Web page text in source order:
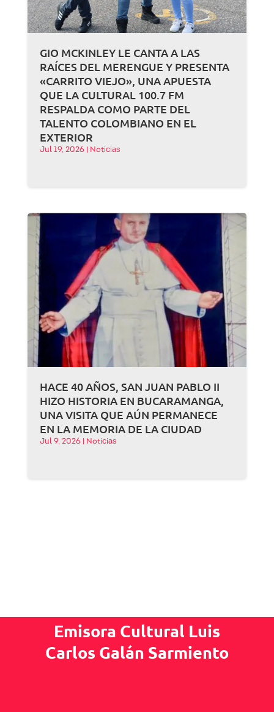
GIO MCKINLEY LE CANTA A LAS
RAÍCES DEL MERENGUE Y PRESENTA
«CARRITO VIEJO», UNA APUESTA
QUE LA CULTURAL 100.7 FM
RESPALDA COMO PARTE DEL
TALENTO COLOMBIANO EN EL
EXTERIOR
Jul 19, 2026 Noticias
HACE 40 AÑOS, SAN JUAN PABLO II
HIZO HISTORIA EN BUCARAMANGA,
UNA VISITA QUE AÚN PERMANECE
EN LA MEMORIA DE LA CIUDAD
Jul 9, 2026 Noticias
Emisora Cultural Luis
Carlos Galán Sarmiento